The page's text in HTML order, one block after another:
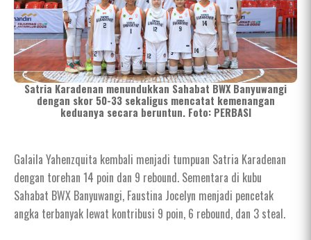
Satria Karadenan menundukkan Sahabat BWX Banyuwangi
dengan skor 50-33 sekaligus mencatat kemenangan
keduanya secara beruntun. Foto: PERBASI
Galaila Yahenzquita kembali menjadi tumpuan Satria Karadenan
dengan torehan 14 poin dan 9 rebound. Sementara di kubu
Sahabat BWX Banyuwangi, Faustina Jocelyn menjadi pencetak
angka terbanyak lewat kontribusi 9 poin, 6 rebound, dan 3 steal.